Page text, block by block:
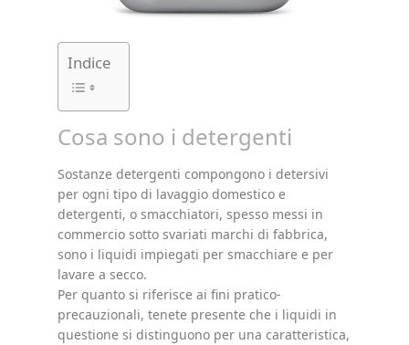
Indice
Cosa sono i detergenti
Sostanze detergenti compongono i detersivi
per ogni tipo di lavaggio domestico e
detergenti, o smacchiatori, spesso messi in
commercio sotto svariati marchi di fabbrica,
sono i liquidi impiegati per smacchiare e per
lavare a secco.
Per quanto si riferisce ai fini pratico-
precauzionali, tenete presente che i liquidi in
questione si distinguono per una caratteristica,